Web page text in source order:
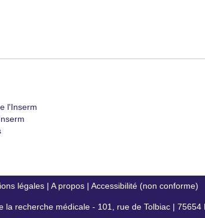
l'Inserm
légales| A propos| Accessibilité (non conforme)
la recherche médicale - 101, rue de Tolbiac | 75654